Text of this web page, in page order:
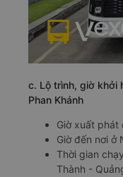
c. Lộ trình, giờ khởi
Phan Khánh
Giờ xuất phát
Giờ đến nơi ở
Thời gian
Thành -